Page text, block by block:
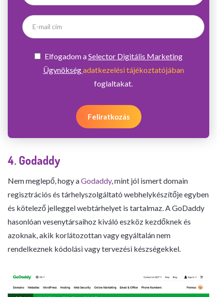
Elfogadom aSelector Digitális Marketing
Ügynökségadatkezelési tájékoztatójában
foglaltakat.
Feliratkozás
4. Godaddy
Nem meglepő, hogy aGodaddy, mint jól ismert domain
regisztrációs és tárhelyszolgáltató webhelykészítője egyben
és kötelező jelleggel webtárhelyet is tartalmaz. A GoDaddy
hasonlóan vesenytársaihoz kiváló eszköz kezdőknek és
azoknak, akik korlátozottan vagy egyáltalán nem
rendelkeznek kódolási vagy tervezési készségekkel.